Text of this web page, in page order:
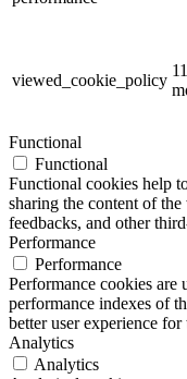
viewed_cookie_policy
11
Functional
Functional
Functional cookies help
sharing the content of
feedbacks, and other
Performance
Performance
Performance cookies are
performance indexes of
better user experience for
Analytics
Analytics